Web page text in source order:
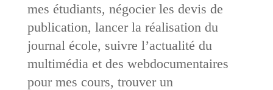
mes étudiants, négocier les devis de
publication, lancer la réalisation du
journal école, suivre l’actualité du
multimédia et des webdocumentaires
pour mes cours, trouver un